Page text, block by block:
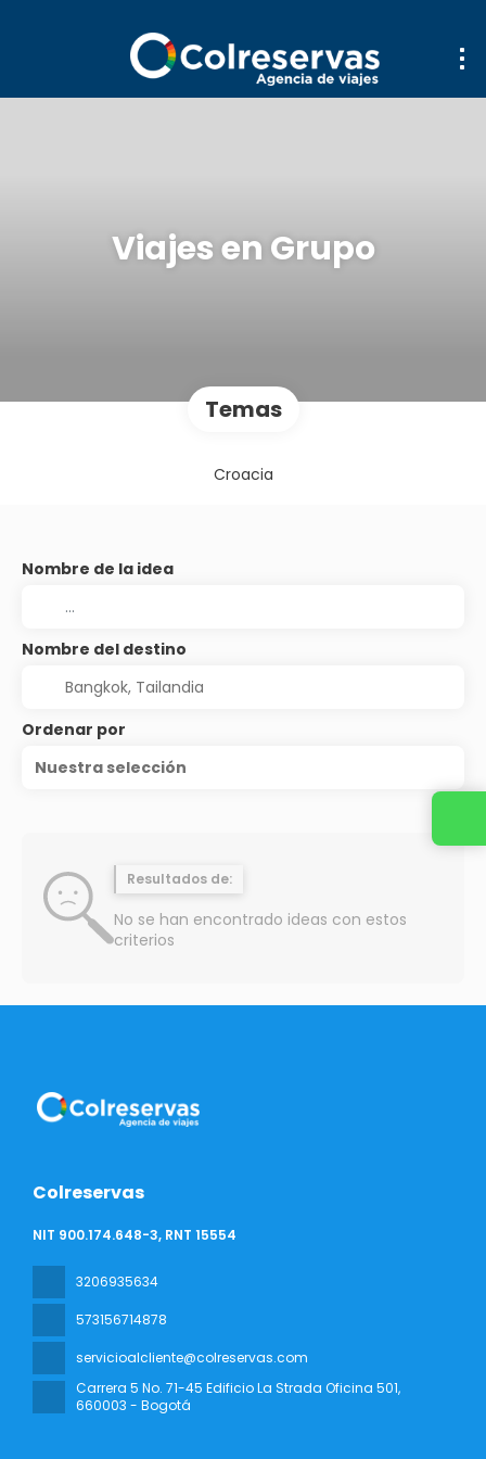
Viajes en Grupo
Temas
Croacia
Nombre de la idea
Nombre del destino
Ordenar por
Nuestra selección
Resultados de:
No se han encontrado ideas con estos
criterios
Colreservas
NIT 900.174.648-3, RNT 15554
3206935634
573156714878
servicioalcliente@colreservas.com
Carrera 5 No. 71-45 Edificio La Strada Oficina 501,
660003 - Bogotá